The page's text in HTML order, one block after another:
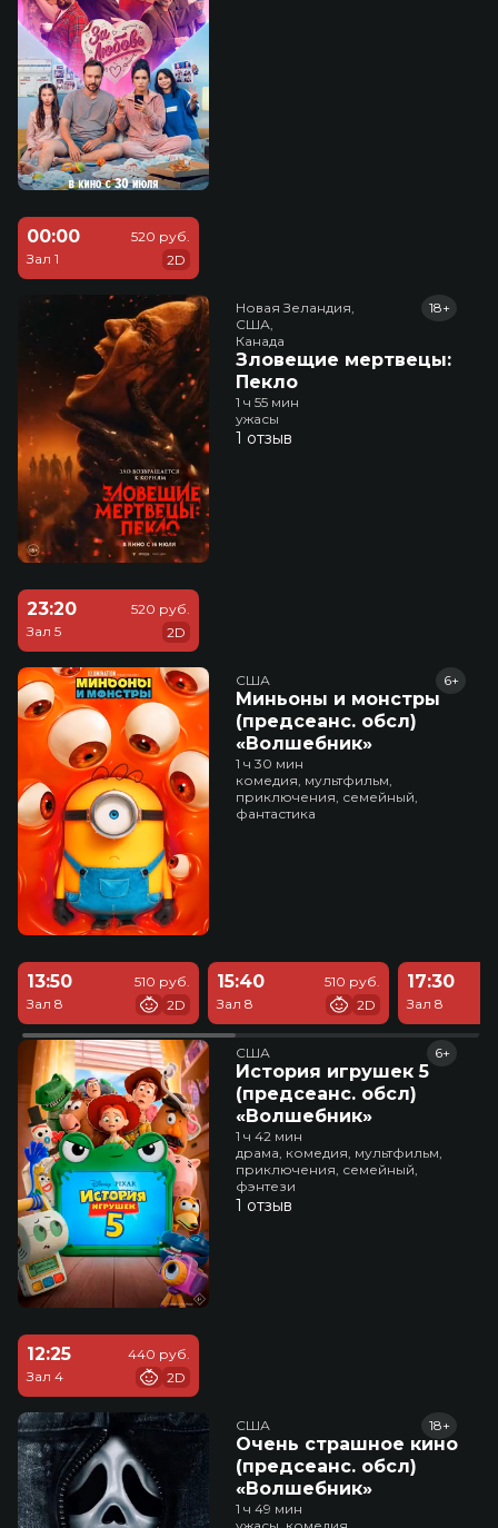
00:00
Зал 1
520 руб.
2D
Новая Зеландия,
США,
Канада
Зловещие мертвецы:
Пекло
18+
1 ч 55 мин
ужасы
1 отзыв
23:20
Зал 5
520 руб.
2D
США
Миньоны и монстры
(предсеанс. обсл)
«Волшебник»
6+
1 ч 30 мин
комедия, мультфильм,
приключения, семейный,
фантастика
13:50
Зал 8
510 руб.
2D
15:40
Зал 8
510 руб.
2D
17:30
Зал 8
США
История игрушек 5
(предсеанс. обсл)
«Волшебник»
6+
1 ч 42 мин
драма, комедия, мультфильм,
приключения, семейный,
фэнтези
1 отзыв
12:25
Зал 4
440 руб.
2D
США
Очень страшное кино
(предсеанс. обсл)
«Волшебник»
18+
1 ч 49 мин
ужасы, комедия